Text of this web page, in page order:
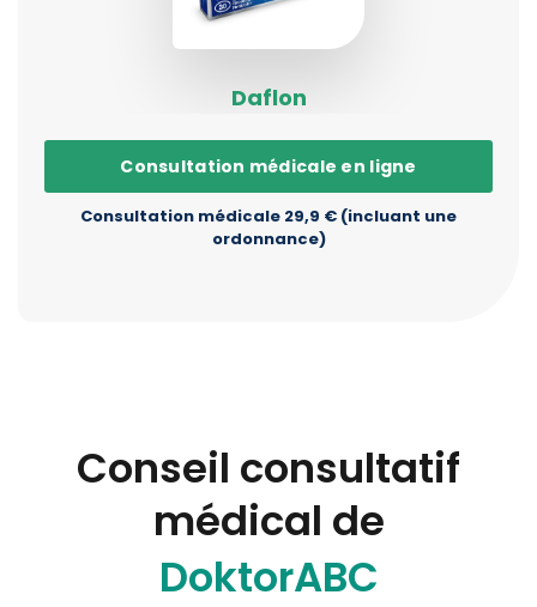
Daflon
Consultation médicale en ligne
Consultation médicale 29,9 € (incluant une
ordonnance)
Conseil consultatif
médical de
DoktorABC